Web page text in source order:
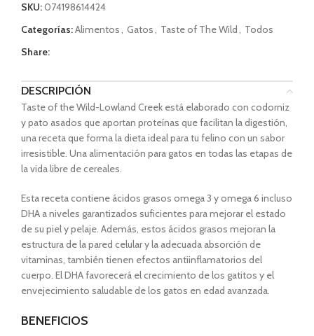
SKU:074198614424
Categorías:Alimentos, Gatos, Taste of The Wild, Todos
Share:
DESCRIPCIÓN
Taste of the Wild-Lowland Creek está elaborado con codorniz
y pato asados que aportan proteínas que facilitan la digestión,
una receta que forma la dieta ideal para tu felino con un sabor
irresistible. Una alimentación para gatos en todas las etapas de
la vida libre de cereales.
Esta receta contiene ácidos grasos omega 3 y omega 6 incluso
DHA a niveles garantizados suficientes para mejorar el estado
de su piel y pelaje. Además, estos ácidos grasos mejoran la
estructura de la pared celular y la adecuada absorción de
vitaminas, también tienen efectos antiinflamatorios del
cuerpo. El DHA favorecerá el crecimiento de los gatitos y el
envejecimiento saludable de los gatos en edad avanzada.
BENEFICIOS